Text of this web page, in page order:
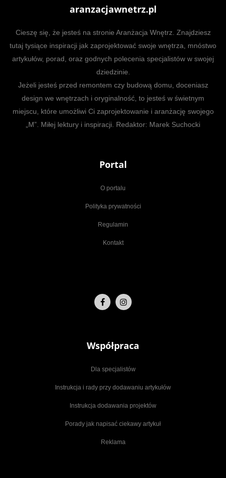
aranzacjawnetrz.pl
Cieszę się, że jesteś na stronie Aranżacja Wnętrz. Znajdziesz
tutaj tysiące inspiracji jak zaprojektować swoje wnętrza, mnóstwo
artykułów, porad, oraz godnych polecenia specjalistów w swojej
dziedzinie.
Jeżeli jesteś przed remontem czy budową domu, doceniasz
design we wnętrzach i oryginalność, to jesteś w świetnym
miejscu, które umożliwi Ci zaprojektowanie i aranżację swojego
„M”. Miłej lektury i inspiracji. Redaktor: Marek Suchocki
Portal
O portalu
Polityka prywatności
Regulamin
Kontakt
Współpraca
Dla specjalistów
Instrukcja i rady przy dodawaniu artykułów
Instrukcja dodawania projektów
Porady jak napisać ciekawy artykuł
Reklama